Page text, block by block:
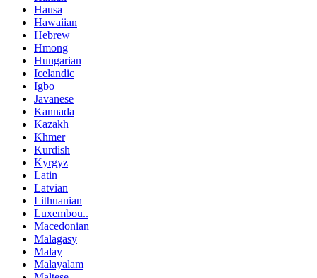
Hausa
Hawaiian
Hebrew
Hmong
Hungarian
Icelandic
Igbo
Javanese
Kannada
Kazakh
Khmer
Kurdish
Kyrgyz
Latin
Latvian
Lithuanian
Luxembou..
Macedonian
Malagasy
Malay
Malayalam